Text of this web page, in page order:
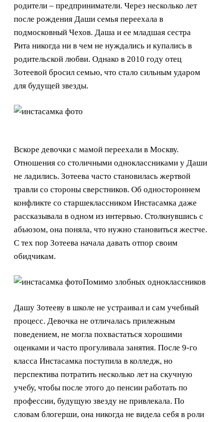
родители – предприниматели. Через несколько лет
после рождения Даши семья переехала в
подмосковный Чехов. Даша и ее младшая сестра
Рита никогда ни в чем не нуждались и купались в
родительской любви. Однако в 2010 году отец
Зотеевой бросил семью, что стало сильным ударом
для будущей звезды.
Вскоре девочки с мамой переехали в Москву.
Отношения со столичными одноклассниками у Даши
не ладились. Зотеева часто становилась жертвой
травли со стороны сверстников. Об одностороннем
конфликте со старшеклассником Инстасамка даже
рассказывала в одном из интервью. Столкнувшись с
абьюзом, она поняла, что нужно становиться жестче.
С тех пор Зотеева начала давать отпор своим
обидчикам.
Помимо злобных одноклассников
Дашу Зотееву в школе не устраивал и сам учебный
процесс. Девочка не отличалась прилежным
поведением, не могла похвастаться хорошими
оценками и часто прогуливала занятия. После 9-го
класса Инстасамка поступила в колледж, но
перспектива потратить несколько лет на скучную
учебу, чтобы после этого до пенсии работать по
профессии, будущую звезду не привлекала. По
словам блогерши, она никогда не видела себя в роли